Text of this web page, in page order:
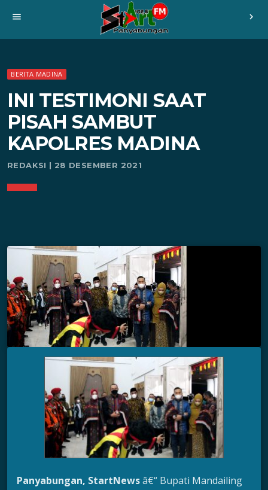
menu chevron_right
BERITA MADINA
INI TESTIMONI SAAT
PISAH SAMBUT
KAPOLRES MADINA
REDAKSI | 28 DESEMBER 2021
Panyabungan, StartNewsâ€“ Bupati Mandailing